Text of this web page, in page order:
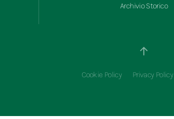
Archivio Storico
Cookie Policy Privacy Policy